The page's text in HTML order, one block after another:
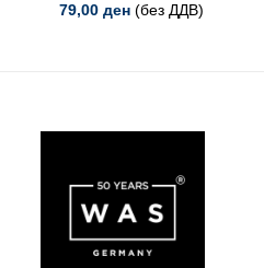
79,00 ден (без ДДВ)